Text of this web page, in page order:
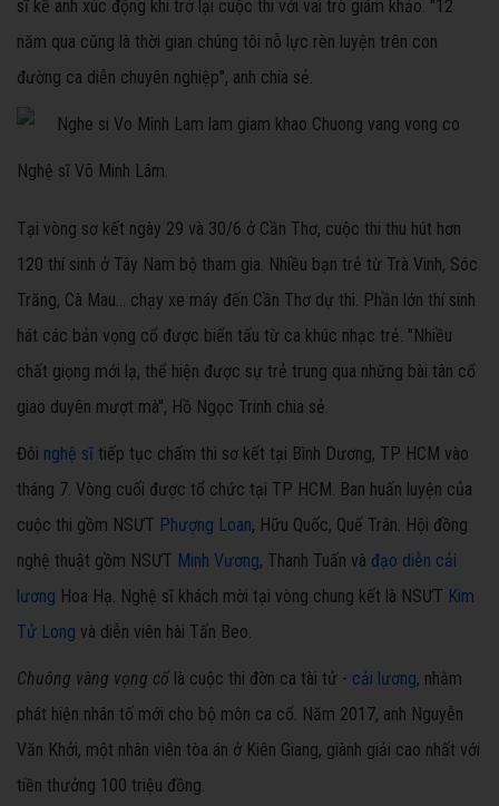
sĩ kể anh xúc động khi trở lại cuộc thi với vai trò giám khảo. "12
năm qua cũng là thời gian chúng tôi nỗ lực rèn luyện trên con
đường ca diễn chuyên nghiệp", anh chia sẻ.
Nghệ sĩ Võ Minh Lâm.
Tại vòng sơ kết ngày 29 và 30/6 ở Cần Thơ, cuộc thi thu hút hơn
120 thí sinh ở Tây Nam bộ tham gia. Nhiều bạn trẻ từ Trà Vinh, Sóc
Trăng, Cà Mau... chạy xe máy đến Cần Thơ dự thi. Phần lớn thí sinh
hát các bản vọng cổ được biến tấu từ ca khúc nhạc trẻ. "Nhiều
chất giọng mới lạ, thể hiện được sự trẻ trung qua những bài tân cổ
giao duyên mượt mà", Hồ Ngọc Trinh chia sẻ.
Đôi nghệ sĩ tiếp tục chấm thi sơ kết tại Bình Dương, TP HCM vào
tháng 7. Vòng cuối được tổ chức tại TP HCM. Ban huấn luyện của
cuộc thi gồm NSƯT Phượng Loan, Hữu Quốc, Quế Trân. Hội đồng
nghệ thuật gồm NSƯT Minh Vương, Thanh Tuấn và đạo diễn cải
lương Hoa Hạ. Nghệ sĩ khách mời tại vòng chung kết là NSƯT Kim
Tử Long và diễn viên hài Tấn Beo.
Chuông vàng vọng cổ là cuộc thi đờn ca tài tử - cải lương, nhằm
phát hiện nhân tố mới cho bộ môn ca cổ. Năm 2017, anh Nguyễn
Văn Khởi, một nhân viên tòa án ở Kiên Giang, giành giải cao nhất với
tiền thưởng 100 triệu đồng.